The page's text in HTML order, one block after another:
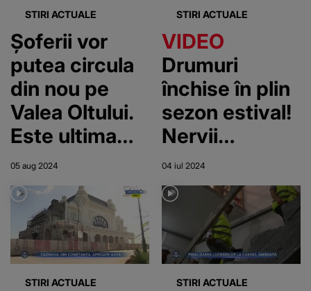
STIRI ACTUALE
Șoferii vor
putea circula
din nou pe
Valea Oltului.
Este ultima
săptămână în
care drumul
mai este
închis
05 aug 2024
STIRI ACTUALE
VIDEO
Drumuri
închise în plin
sezon estival!
Nervii
șoferilor,
întinși la
maxim: „O să
fie
aglomerație
foarte mare”
04 iul 2024
STIRI ACTUALE STIRI ACTUALE